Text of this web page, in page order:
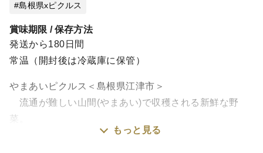
島根県xピクルス
賞味期限 / 保存方法
発送から180日間
常温（開封後は冷蔵庫に保管）
やまあいピクルス＜島根県江津市＞
流通が難しい山間(やまあい)で収穫される新鮮な野
菜。
鮮度をそのままに、より健康的に、おいしくなるよう
もっと見る